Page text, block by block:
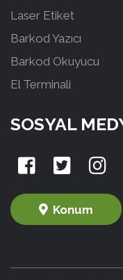
Laser Etiket
Barkod Yazıcı
Barkod Okuyucu
El Terminali
SOSYAL
Konum